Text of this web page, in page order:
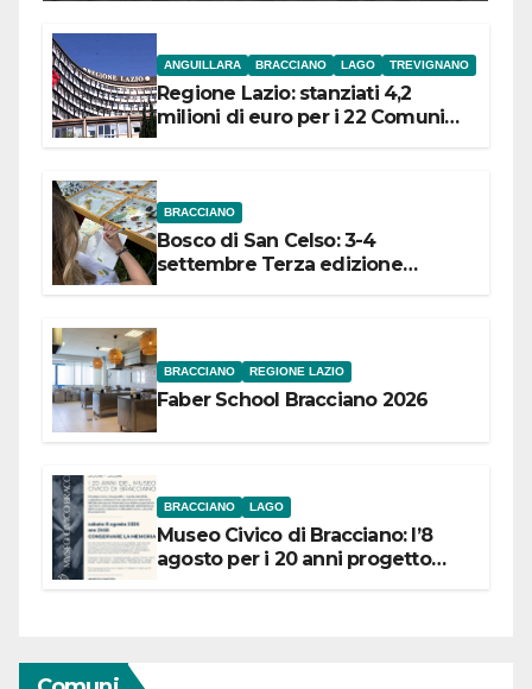
ANGUILLARA BRACCIANO LAGO TREVIGNANO
Regione Lazio: stanziati 4,2
milioni di euro per i 22 Comuni
BRACCIANO
Bosco di San Celso: 3-4
settembre Terza edizione
BRACCIANO REGIONE LAZIO
Faber School Bracciano 2026
BRACCIANO LAGO
Museo Civico di Bracciano: l’8
agosto per i 20 anni progetto